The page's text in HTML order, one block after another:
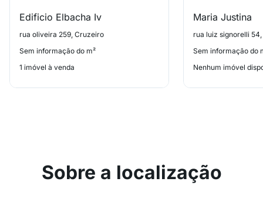
Edificio Elbacha Iv
rua oliveira 259, Cruzeiro
Sem informação do m²
1 imóvel à venda
Maria Justina
rua luiz signorelli
Sem informação do
Nenhum imóvel
Sobre a localização